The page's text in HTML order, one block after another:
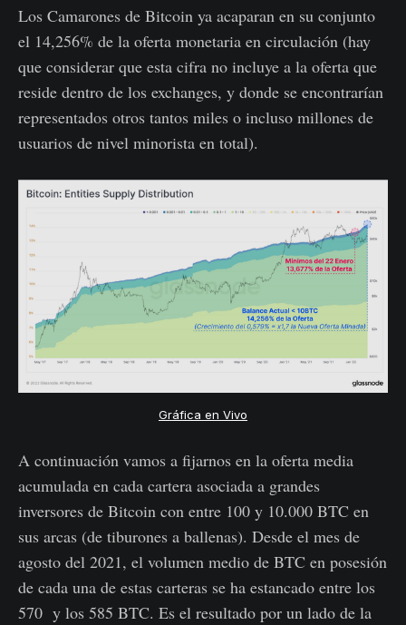
Los Camarones de Bitcoin ya acaparan en su conjunto
el 14,256% de la oferta monetaria en circulación (hay
que considerar que esta cifra no incluye a la oferta que
reside dentro de los exchanges, y donde se encontrarían
representados otros tantos miles o incluso millones de
usuarios de nivel minorista en total).
Gráfica en Vivo
A continuación vamos a fijarnos en la oferta media
acumulada en cada cartera asociada a grandes
inversores de Bitcoin con entre 100 y 10.000 BTC en
sus arcas (de tiburones a ballenas). Desde el mes de
agosto del 2021, el volumen medio de BTC en posesión
de cada una de estas carteras se ha estancado entre los
570 y los 585 BTC. Es el resultado por un lado de la